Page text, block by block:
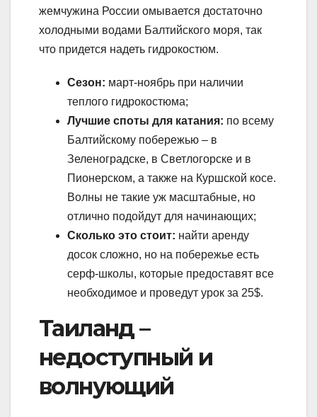
жемчужина России омывается достаточно
холодными водами Балтийского моря, так
что придется надеть гидрокостюм.
Сезон: март-ноябрь при наличии
теплого гидрокостюма;
Лучшие споты для катания: по всему
Балтийскому побережью – в
Зеленоградске, в Светлогорске и в
Пионерском, а также на Куршской косе.
Волны не такие уж масштабные, но
отлично подойдут для начинающих;
Сколько это стоит: найти аренду
досок сложно, но на побережье есть
серф-школы, которые предоставят все
необходимое и проведут урок за 25$.
Таиланд –
недоступный и
волнующий